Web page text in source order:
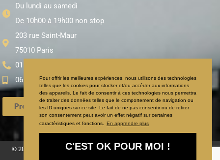
Pour offrir les meilleures expériences, nous utilisons des technologies
telles que les cookies pour stocker et/ou accéder aux informations
des appareils. Le fait de consentir à ces technologies nous permettra
de traiter des données telles que le comportement de navigation ou
les ID uniques sur ce site. Le fait de ne pas consentir ou de retirer
son consentement peut avoir un effet négatif sur certaines
caractéristiques et fonctions.
En apprendre plus
C'EST OK POUR MOI !
Du lundi au samedi
De 10h00 à 19h00 non stop
203 rue Saint-Maur
75010 Paris
01 71 97 65 95
06 59 12 85 45
Prendre Rendez-vous
© 2025 Coiffeur visagiste afro antillais Paris : le meilleur choix pour vos